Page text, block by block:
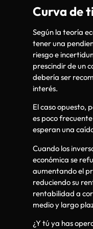
Curva de
Según la teoría
tener una
riesgo e
prescindir de un
debería ser
interés.
El caso opuesto,
es poco
esperan una
Cuando los
económica se
aumentando el
reduciendo su
rentabilidad a
medio y largo
¿Y tú ya has